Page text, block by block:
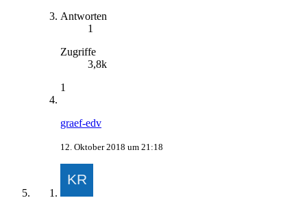
Antworten
1
Zugriffe
3,8k
1
graef-edv
12. Oktober 2018 um 21:18